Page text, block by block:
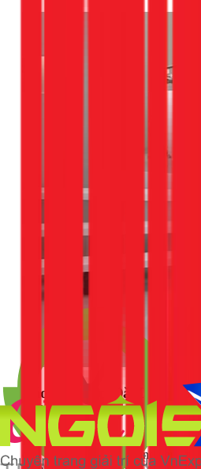
Báo Giá Lắp Đặt Thiết Bị
1Fix Không Có Bảng Giá
Đây là câu hỏi chúng tôi thường
đưa ra một bảng giá chung chung